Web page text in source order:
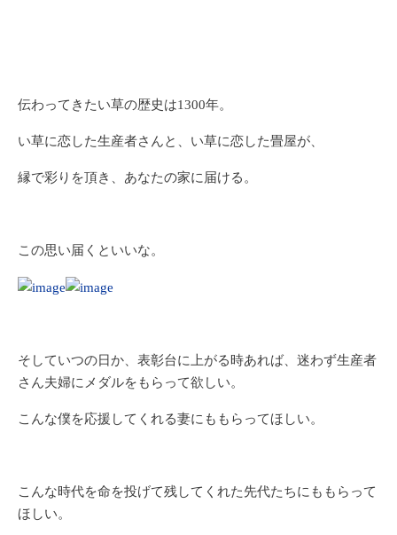
伝わってきたい草の歴史は1300年。
い草に恋した生産者さんと、い草に恋した畳屋が、
縁で彩りを頂き、あなたの家に届ける。
この思い届くといいな。
そしていつの日か、表彰台に上がる時あれば、迷わず生産者
さん夫婦にメダルをもらって欲しい。
こんな僕を応援してくれる妻にももらってほしい。
こんな時代を命を投げて残してくれた先代たちにももらって
ほしい。